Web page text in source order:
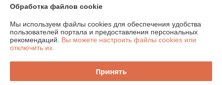
шапок.
Показать все отзывы
Обработка файлов cookie
Мы используем файлы cookies для обеспечения удобства
пользователей портала и предоставления персональных
рекомендаций. Вы можете настроить файлы cookies или
отключить их.
Принять